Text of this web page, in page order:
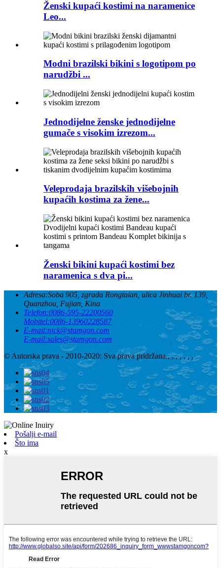
Ženski kupaći kostimi na naramenice
Leo...
Modni brazilski bikini s logotipom po
narudžbi ...
Jednodijelne ženske jednodijelne
gumače s visokim izrezom...
Veleprodaja brazilskih višebojnih
kupaćih kostima za žene...
Ženski bikini kupaći kostimi bez
naramenica s dva pi...
Adresa:Soba 905, zgrada Rongtaian, ulica Jinhuai br. 139,
Quanzhou, Fujian, Kina
Telefon:0086-595-22200560
Mobitel:0086-13960228587
E-mail:nick@stamgon.com
E-mail:sales@stamgon.com
© Autorska prava - 2010-2020: Sva prava pridržana., , , , , , ,
Pošalji e-mail
Što ima
x